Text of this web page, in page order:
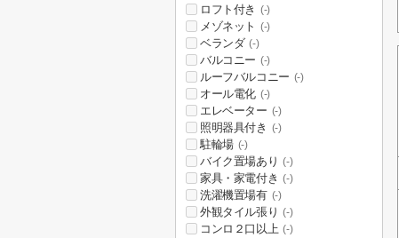
ロフト付き (-)
メゾネット (-)
ベランダ (-)
バルコニー (-)
ルーフバルコニー (-)
オール電化 (-)
エレベーター (-)
照明器具付き (-)
駐輪場 (-)
バイク置場あり (-)
家具・家電付き (-)
洗濯機置場有 (-)
外観タイル張り (-)
コンロ２口以上 (-)